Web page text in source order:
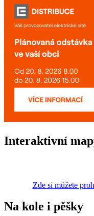
Interaktivní
Zde si můžete
Na kole i pěšky